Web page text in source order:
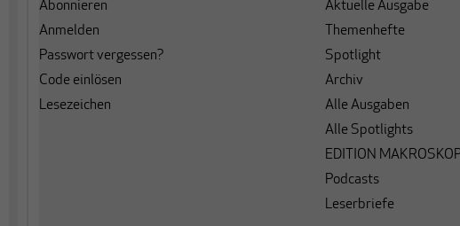
Abonnieren
Anmelden
Passwort vergessen?
Code einlösen
Lesezeichen
Aktuelle Ausgabe
Themenhefte
Spotlight
Archiv
Alle Ausgaben
Alle Spotlights
EDITION
Podcasts
Leserbriefe